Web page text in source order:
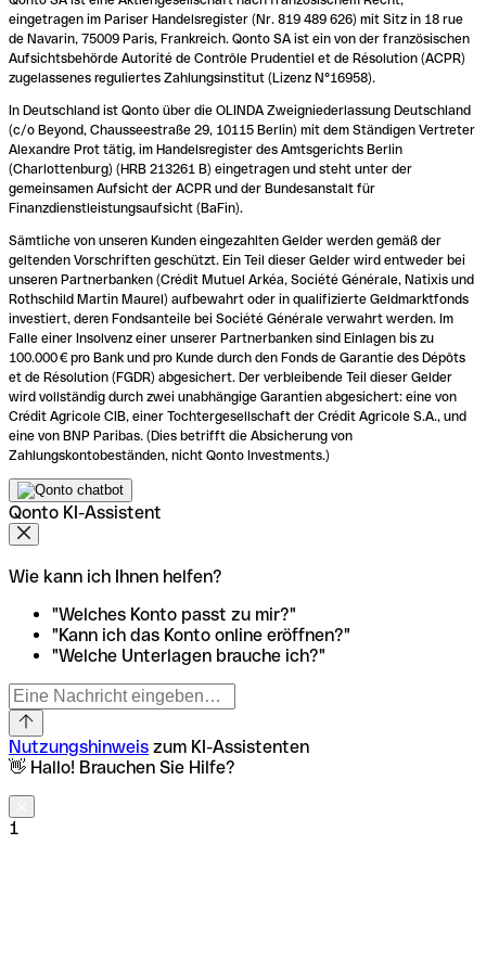
eingetragen im Pariser Handelsregister (Nr. 819 489 626) mit Sitz in 18 rue
de Navarin, 75009 Paris, Frankreich. Qonto SA ist ein von der französischen
Aufsichtsbehörde Autorité de Contrôle Prudentiel et de Résolution (ACPR)
zugelassenes reguliertes Zahlungsinstitut (Lizenz N°16958).
In Deutschland ist Qonto über die OLINDA Zweigniederlassung Deutschland
(c/o Beyond, Chausseestraße 29, 10115 Berlin) mit dem Ständigen Vertreter
Alexandre Prot tätig, im Handelsregister des Amtsgerichts Berlin
(Charlottenburg) (HRB 213261 B) eingetragen und steht unter der
gemeinsamen Aufsicht der ACPR und der Bundesanstalt für
Finanzdienstleistungsaufsicht (BaFin).
Sämtliche von unseren Kunden eingezahlten Gelder werden gemäß der
geltenden Vorschriften geschützt. Ein Teil dieser Gelder wird entweder bei
unseren Partnerbanken (Crédit Mutuel Arkéa, Société Générale, Natixis und
Rothschild Martin Maurel) aufbewahrt oder in qualifizierte Geldmarktfonds
investiert, deren Fondsanteile bei Société Générale verwahrt werden. Im
Falle einer Insolvenz einer unserer Partnerbanken sind Einlagen bis zu
100.000 € pro Bank und pro Kunde durch den Fonds de Garantie des Dépôts
et de Résolution (FGDR) abgesichert. Der verbleibende Teil dieser Gelder
wird vollständig durch zwei unabhängige Garantien abgesichert: eine von
Crédit Agricole CIB, einer Tochtergesellschaft der Crédit Agricole S.A., und
eine von BNP Paribas. (Dies betrifft die Absicherung von
Zahlungskontobeständen, nicht Qonto Investments.)
Qonto KI-Assistent
Wie kann ich Ihnen helfen?
"Welches Konto passt zu mir?"
"Kann ich das Konto online eröffnen?"
"Welche Unterlagen brauche ich?"
Nutzungshinweis zum KI-Assistenten
👋 Hallo! Brauchen Sie Hilfe?
1